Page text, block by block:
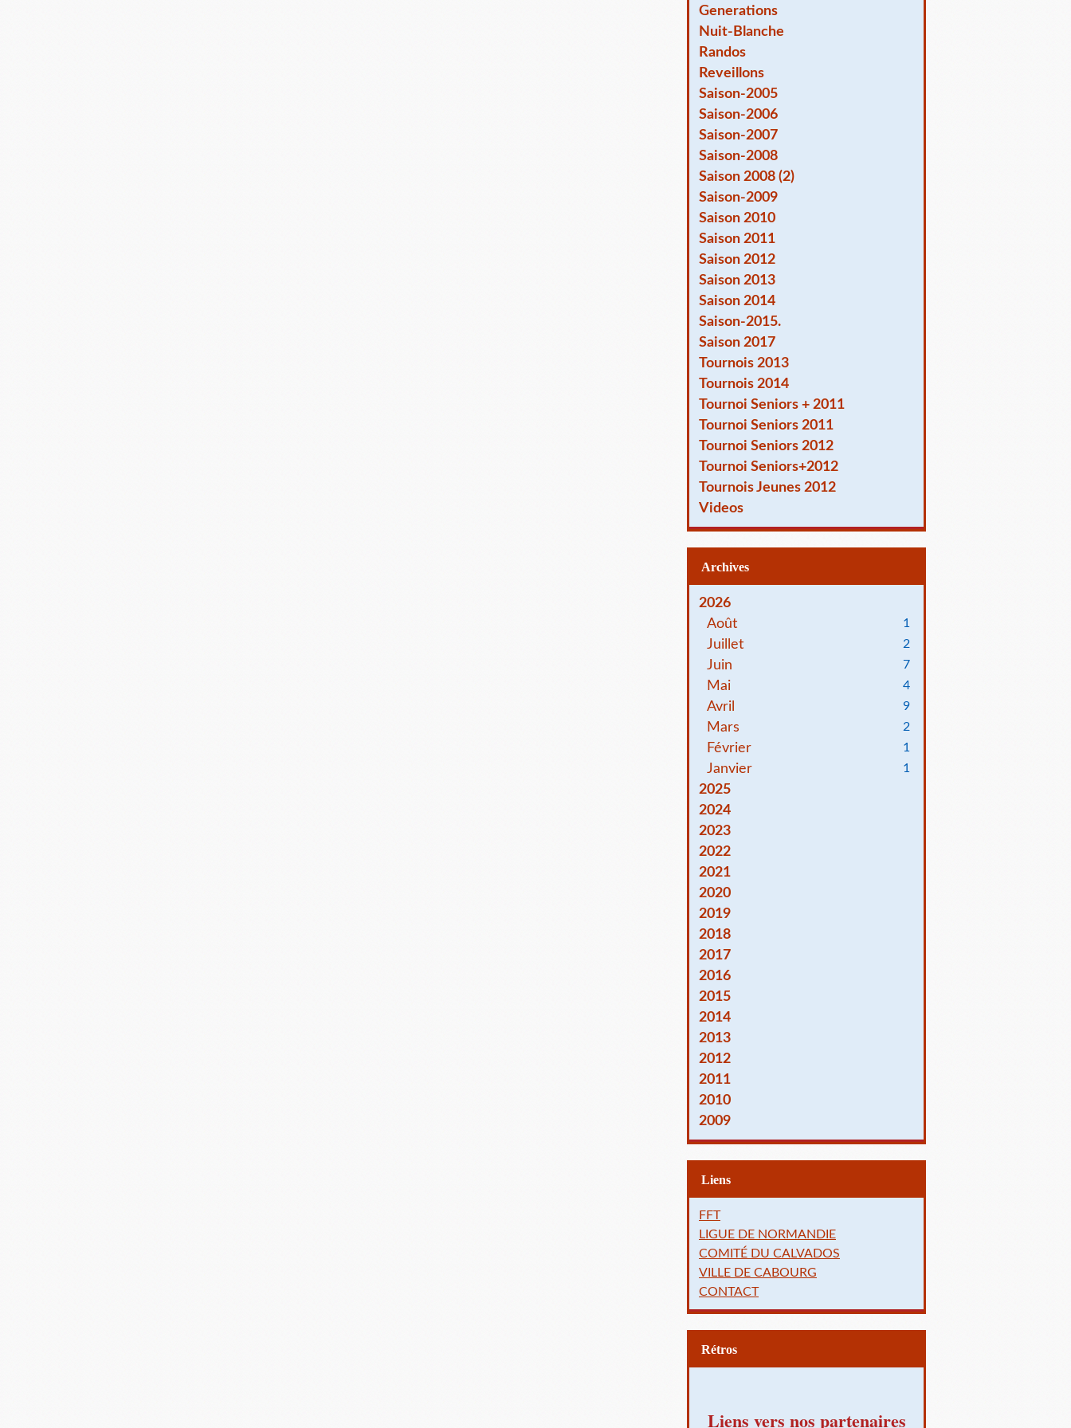
Generations
Nuit-Blanche
Randos
Reveillons
Saison-2005
Saison-2006
Saison-2007
Saison-2008
Saison 2008 (2)
Saison-2009
Saison 2010
Saison 2011
Saison 2012
Saison 2013
Saison 2014
Saison-2015.
Saison 2017
Tournois 2013
Tournois 2014
Tournoi Seniors + 2011
Tournoi Seniors 2011
Tournoi Seniors 2012
Tournoi Seniors+2012
Tournois Jeunes 2012
Videos
Archives
2026
Août
1
Juillet 2
Juin 7
Mai 4
Avril 9
Mars 2
Février 1
Janvier 1
2025
2024
2023
2022
2021
2020
2019
2018
2017
2016
2015
2014
2013
2012
2011
2010
2009
Liens
FFT
LIGUE DE NORMANDIE
COMITÉ DU CALVADOS
VILLE DE CABOURG
CONTACT
Rétros
Liens vers nos partenaires